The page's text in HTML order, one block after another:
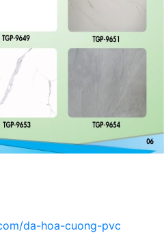
da-hoa-cuong-pvc